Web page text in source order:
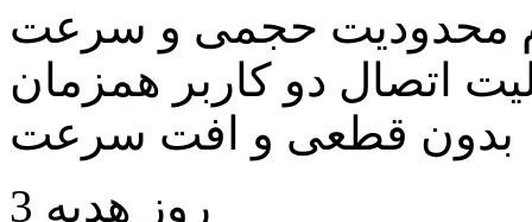
محدودیت حجمی و سرعت
اتصال دو کاربر همزمان
بدون قطعی و افت سرعت
3 روز هدیه